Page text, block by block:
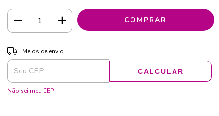
Entregas para o CEP:
Meios de envio
CALCULAR
Não sei meu CEP